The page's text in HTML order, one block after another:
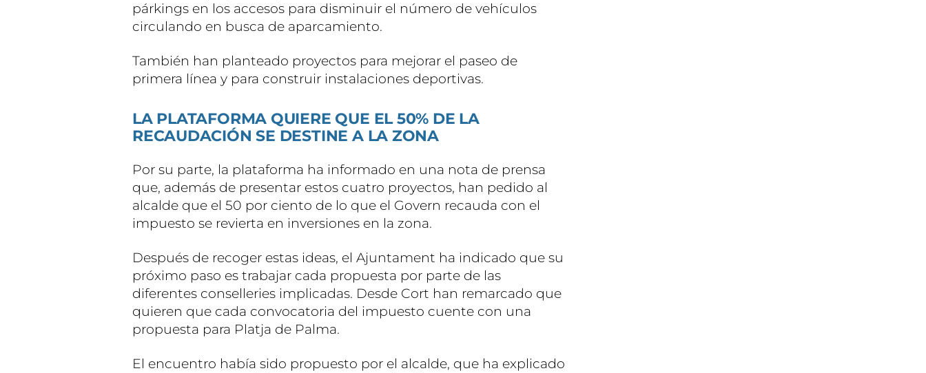
párkings en los accesos para disminuir el número de vehículos
circulando en busca de aparcamiento.
También han planteado proyectos para mejorar el paseo de
primera línea y para construir instalaciones deportivas.
LA PLATAFORMA QUIERE QUE EL 50% DE LA
RECAUDACIÓN SE DESTINE A LA ZONA
Por su parte, la plataforma ha informado en una nota de prensa
que, además de presentar estos cuatro proyectos, han pedido al
alcalde que el 50 por ciento de lo que el Govern recauda con el
impuesto se revierta en inversiones en la zona.
Después de recoger estas ideas, el Ajuntament ha indicado que su
próximo paso es trabajar cada propuesta por parte de las
diferentes conselleries implicadas. Desde Cort han remarcado que
quieren que cada convocatoria del impuesto cuente con una
propuesta para Platja de Palma.
El encuentro había sido propuesto por el alcalde, que ha explicado